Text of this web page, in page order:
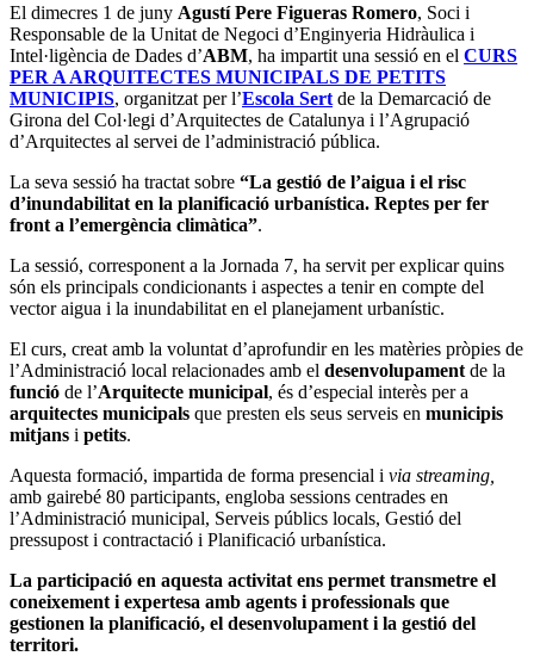
El dimecres 1 de juny Agustí Pere Figueras Romero, Soci i
Responsable de la Unitat de Negoci d’Enginyeria Hidràulica i
Intel·ligència de Dades d’ABM, ha impartit una sessió en el CURS
PER A ARQUITECTES MUNICIPALS DE PETITS
MUNICIPIS, organitzat per l’Escola Sert de la Demarcació de
Girona del Col·legi d’Arquitectes de Catalunya i l’Agrupació
d’Arquitectes al servei de l’administració pública.
La seva sessió ha tractat sobre “La gestió de l’aigua i el risc
d’inundabilitat en la planificació urbanística. Reptes per fer
front a l’emergència climàtica”.
La sessió, corresponent a la Jornada 7, ha servit per explicar quins
són els principals condicionants i aspectes a tenir en compte del
vector aigua i la inundabilitat en el planejament urbanístic.
El curs, creat amb la voluntat d’aprofundir en les matèries pròpies de
l’Administració local relacionades amb el desenvolupament de la
funció de l’Arquitecte municipal, és d’especial interès per a
arquitectes municipals que presten els seus serveis en municipis
mitjans i petits.
Aquesta formació, impartida de forma presencial i via streaming,
amb gairebé 80 participants, engloba sessions centrades en
l’Administració municipal, Serveis públics locals, Gestió del
pressupost i contractació i Planificació urbanística.
La participació en aquesta activitat ens permet transmetre el
coneixement i expertesa amb agents i professionals que
gestionen la planificació, el desenvolupament i la gestió del
territori.